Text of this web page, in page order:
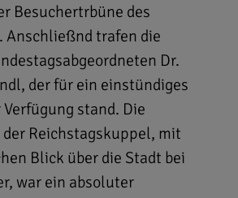
Besuchertrbüne des
Anschließnd trafen die
Dr.
der für ein einstündiges
stand. Die
Reichstagskuppel, mit
Blick über die Stadt bei
war ein absoluter